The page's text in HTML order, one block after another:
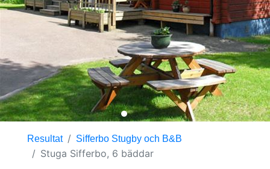
Resultat Sifferbo Stugby och B&B
Stuga Sifferbo, 6 bäddar